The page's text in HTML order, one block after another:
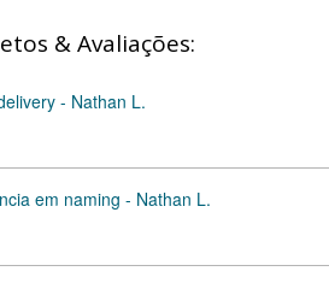
& Avaliações:
- Nathan L.
em naming - Nathan L.